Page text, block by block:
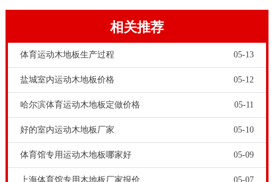
大。因为没有必要。除非是**庭小型体育活动室，要求
铺装**运动木地板。
相关推荐
体育运动木地板生产过程 05-13
盐城室内运动木地板价格 05-12
哈尔滨体育运动木地板定做价格 05-11
好的室内运动木地板厂家 05-10
体育馆专用运动木地板哪家好 05-09
上海体育馆专用木地板厂家报价 05-07